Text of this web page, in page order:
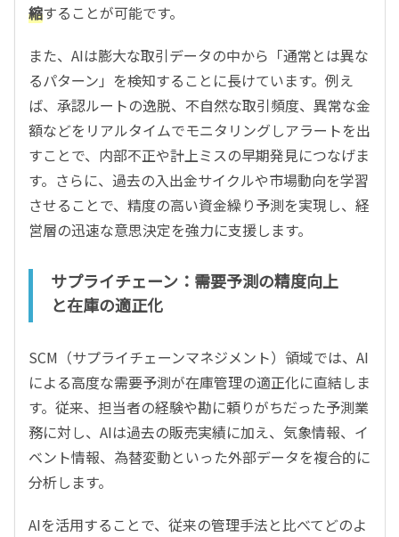
縮することが可能です。
また、AIは膨大な取引データの中から「通常とは異な
るパターン」を検知することに長けています。例え
ば、承認ルートの逸脱、不自然な取引頻度、異常な金
額などをリアルタイムでモニタリングしアラートを出
すことで、内部不正や計上ミスの早期発見につなげま
す。さらに、過去の入出金サイクルや市場動向を学習
させることで、精度の高い資金繰り予測を実現し、経
営層の迅速な意思決定を強力に支援します。
サプライチェーン：需要予測の精度向上
と在庫の適正化
SCM（サプライチェーンマネジメント）領域では、AI
による高度な需要予測が在庫管理の適正化に直結しま
す。従来、担当者の経験や勘に頼りがちだった予測業
務に対し、AIは過去の販売実績に加え、気象情報、イ
ベント情報、為替変動といった外部データを複合的に
分析します。
AIを活用することで、従来の管理手法と比べてどのよ